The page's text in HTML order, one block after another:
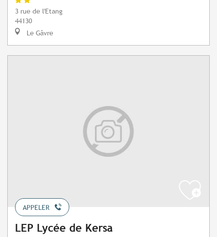
3 rue de l'Etang
44130
Le Gâvre
APPELER
LEP Lycée de Kersa